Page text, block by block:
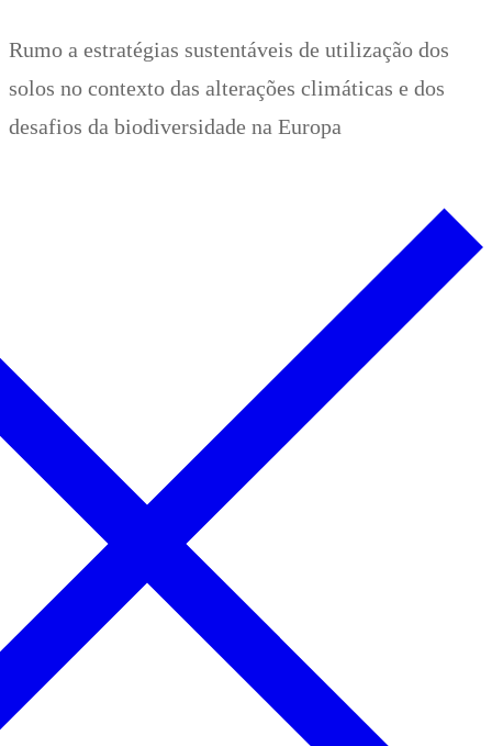
Inhalt
springen
Rumo a estratégias sustentáveis de utilização dos
solos no contexto das alterações climáticas e dos
desafios da biodiversidade na Europa